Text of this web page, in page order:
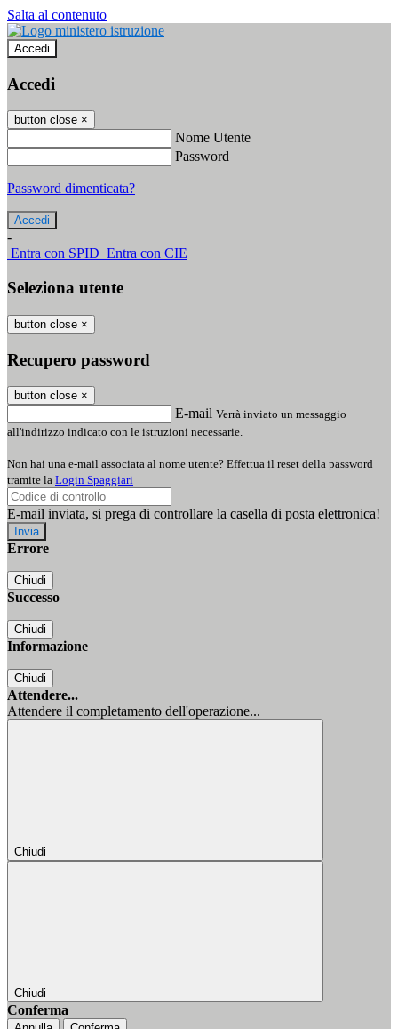
Salta al contenuto
Accedi
Accedi
button close ×
Nome Utente
Password
Password dimenticata?
-
Entra con SPID Entra con CIE
Seleziona utente
button close ×
Recupero password
button close ×
E-mail Verrà inviato un messaggio
all'indirizzo indicato con le istruzioni necessarie.
Non hai una e-mail associata al nome utente? Effettua il reset della password
tramite la Login Spaggiari
E-mail inviata, si prega di controllare la casella di posta elettronica!
Errore
Chiudi
Successo
Chiudi
Informazione
Chiudi
Attendere...
Attendere il completamento dell'operazione...
Chiudi
Chiudi
Conferma